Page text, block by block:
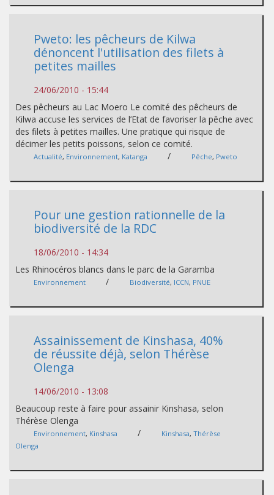
Pweto: les pêcheurs de Kilwa
dénoncent l'utilisation des filets à
petites mailles
24/06/2010 - 15:44
Des pêcheurs au Lac Moero Le comité des pêcheurs de
Kilwa accuse les services de l’Etat de favoriser la pêche avec
des filets à petites mailles. Une pratique qui risque de
décimer les petits poissons, selon ce comité.
Actualité, Environnement, Katanga / Pêche, Pweto
Pour une gestion rationnelle de la
biodiversité de la RDC
18/06/2010 - 14:34
Les Rhinocéros blancs dans le parc de la Garamba
Environnement / Biodiversité, ICCN, PNUE
Assainissement de Kinshasa, 40%
de réussite déjà, selon Thérèse
Olenga
14/06/2010 - 13:08
Beaucoup reste à faire pour assainir Kinshasa, selon
Thérèse Olenga
Environnement, Kinshasa / Kinshasa, Thérèse
Olenga